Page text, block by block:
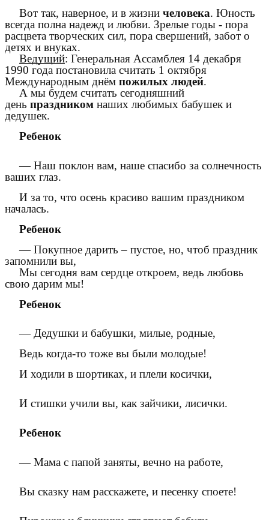
Вот так, наверное, и в жизни человека. Юность
всегда полна надежд и любви. Зрелые годы - пора
расцвета творческих сил, пора свершений, забот о
детях и внуках.
Ведущий: Генеральная Ассамблея 14 декабря
1990 года постановила считать 1 октября
Международным днём пожилых людей.
А мы будем считать сегодняшний
день праздником наших любимых бабушек и
дедушек.
Ребенок
— Наш поклон вам, наше спасибо за солнечность
ваших глаз.
И за то, что осень красиво вашим праздником
началась.
Ребенок
— Покупное дарить – пустое, но, чтоб праздник
запомнили вы,
Мы сегодня вам сердце откроем, ведь любовь
свою дарим мы!
Ребенок
— Дедушки и бабушки, милые, родные,
Ведь когда-то тоже вы были молодые!
И ходили в шортиках, и плели косички,
И стишки учили вы, как зайчики, лисички.
Ребенок
— Мама с папой заняты, вечно на работе,
Вы сказку нам расскажете, и песенку споете!